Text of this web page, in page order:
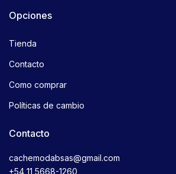
Opciones
Tienda
Contacto
Como comprar
Políticas de cambio
Contacto
cachemodabsas@gmail.com
+54 11 5668-1260